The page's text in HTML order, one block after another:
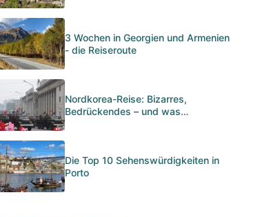
3 Wochen in Georgien und Armenien
- die Reiseroute
Nordkorea-Reise: Bizarres,
Bedrückendes – und was…
Die Top 10 Sehenswürdigkeiten in
Porto